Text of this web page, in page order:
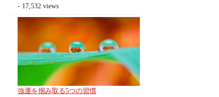
- 17,532 views
強運を掴み取る5つの習慣